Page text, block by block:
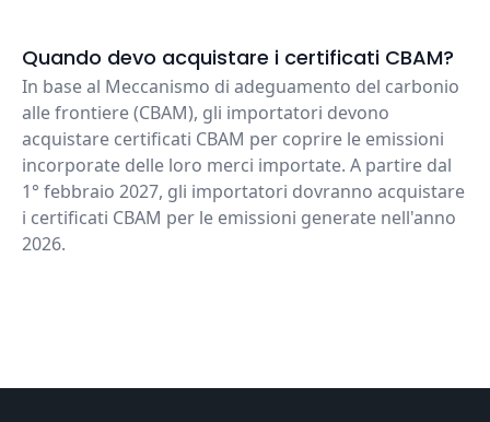
Quando devo acquistare i certificati CBAM?
In base al Meccanismo di adeguamento del carbonio
alle frontiere (CBAM), gli importatori devono
acquistare certificati CBAM per coprire le emissioni
incorporate delle loro merci importate. A partire dal
1° febbraio 2027, gli importatori dovranno acquistare
i certificati CBAM per le emissioni generate nell'anno
2026.